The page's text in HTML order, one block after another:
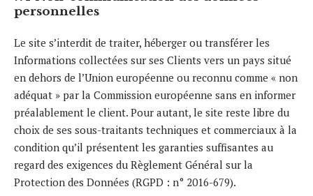
personnelles
Le site s’interdit de traiter, héberger ou transférer les
Informations collectées sur ses Clients vers un pays situé
en dehors de l’Union européenne ou reconnu comme « non
adéquat » par la Commission européenne sans en informer
préalablement le client. Pour autant, le site reste libre du
choix de ses sous-traitants techniques et commerciaux à la
condition qu’il présentent les garanties suffisantes au
regard des exigences du Règlement Général sur la
Protection des Données (RGPD : n° 2016-679).